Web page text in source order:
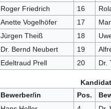
Roger Friedrich 16
Anette Vogelhöfer 17
Jürgen Theiß 18
Dr. Bernd Neubert 19
Edeltraud Prell 20 Dr.
Bewerber/in Pos.